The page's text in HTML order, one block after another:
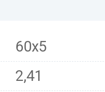
60х5
2,41